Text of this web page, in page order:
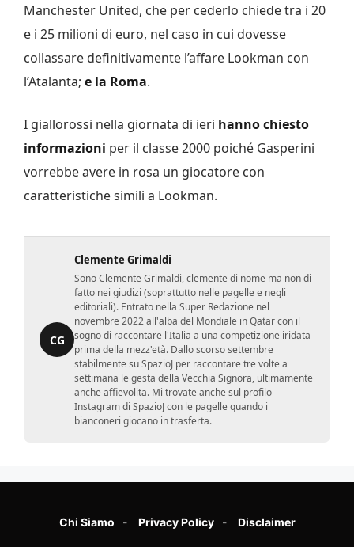
Manchester United, che per cederlo chiede tra i 20
e i 25 milioni di euro, nel caso in cui dovesse
collassare definitivamente l’affare Lookman con
l’Atalanta; e la Roma.
I giallorossi nella giornata di ieri hanno chiesto
informazioni per il classe 2000 poiché Gasperini
vorrebbe avere in rosa un giocatore con
caratteristiche simili a Lookman.
CG
Clemente Grimaldi
Sono Clemente Grimaldi, clemente di nome ma non di
fatto nei giudizi (soprattutto nelle pagelle e negli
editoriali). Entrato nella Super Redazione nel
novembre 2022 all'alba del Mondiale in Qatar con il
sogno di raccontare l'Italia a una competizione iridata
prima della mezz'età. Dallo scorso settembre
stabilmente su SpazioJ per raccontare tre volte a
settimana le gesta della Vecchia Signora, ultimamente
anche affievolita. Mi trovate anche sul profilo
Instagram di SpazioJ con le pagelle quando i
bianconeri giocano in trasferta.
Chi Siamo Privacy Policy Disclaimer